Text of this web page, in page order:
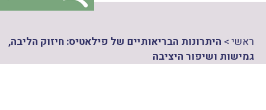
ראשי > היתרונות הבריאותיים של פילאטיס: חיזוק הליבה,
גמישות ושיפור היציבה